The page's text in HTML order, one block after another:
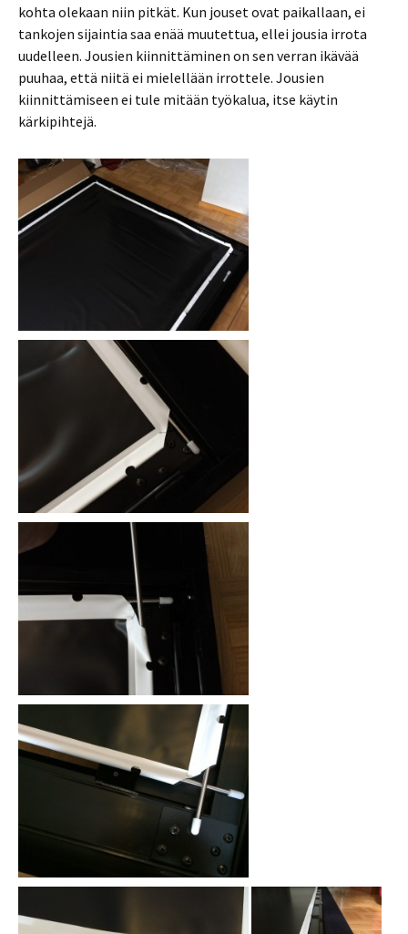
kohta olekaan niin pitkät. Kun jouset ovat paikallaan, ei
tankojen sijaintia saa enää muutettua, ellei jousia irrota
uudelleen. Jousien kiinnittäminen on sen verran ikävää
puuhaa, että niitä ei mielellään irrottele. Jousien
kiinnittämiseen ei tule mitään työkalua, itse käytin
kärkipihtejä.